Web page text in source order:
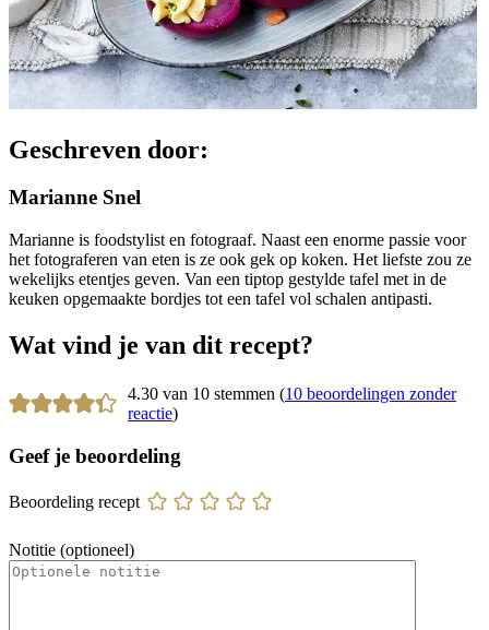
Geschreven door:
Marianne Snel
Marianne is foodstylist en fotograaf. Naast een enorme passie voor
het fotograferen van eten is ze ook gek op koken. Het liefste zou ze
wekelijks etentjes geven. Van een tiptop gestylde tafel met in de
keuken opgemaakte bordjes tot een tafel vol schalen antipasti.
Wat vind je van dit recept?
4.30 van 10 stemmen (10 beoordelingen zonder
reactie)
Geef je beoordeling
Beoordeling recept
Notitie (optioneel)